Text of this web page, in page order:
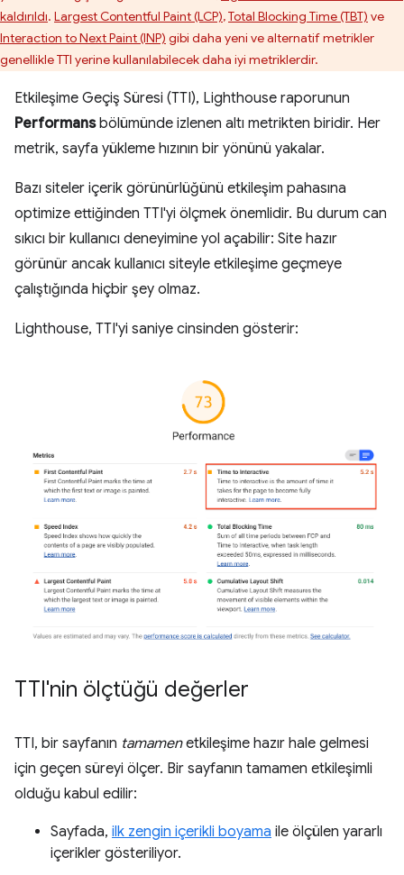
kaldırıldı. Largest Contentful Paint (LCP),Total Blocking Time (TBT) ve
Interaction to Next Paint (INP) gibi daha yeni ve alternatif metrikler
genellikle TTI yerine kullanılabilecek daha iyi metriklerdir.
Etkileşime Geçiş Süresi (TTI), Lighthouse raporunun
Performansbölümünde izlenen altı metrikten biridir. Her
metrik, sayfa yükleme hızının bir yönünü yakalar.
Bazı siteler içerik görünürlüğünü etkileşim pahasına
optimize ettiğinden TTI'yi ölçmek önemlidir. Bu durum can
sıkıcı bir kullanıcı deneyimine yol açabilir: Site hazır
görünür ancak kullanıcı siteyle etkileşime geçmeye
çalıştığında hiçbir şey olmaz.
Lighthouse, TTI'yi saniye cinsinden gösterir:
TTI'nin ölçtüğü değerler
TTI, bir sayfanın tamamenetkileşime hazır hale gelmesi
için geçen süreyi ölçer. Bir sayfanın tamamen etkileşimli
olduğu kabul edilir:
Sayfada, ilk zengin içerikli boyama ile ölçülen yararlı
içerikler gösteriliyor.